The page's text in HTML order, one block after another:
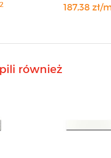
2 187,38 zł/
również